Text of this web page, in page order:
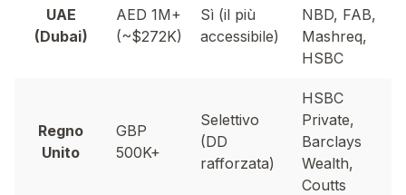
UAE
(Dubai)
AED 1M+
(~$272K)
Sì (il più
accessibile)
NBD, FAB,
Mashreq,
HSBC
Regno
Unito
GBP
500K+
Selettivo
(DD
rafforzata)
HSBC
Private,
Barclays
Wealth,
Coutts